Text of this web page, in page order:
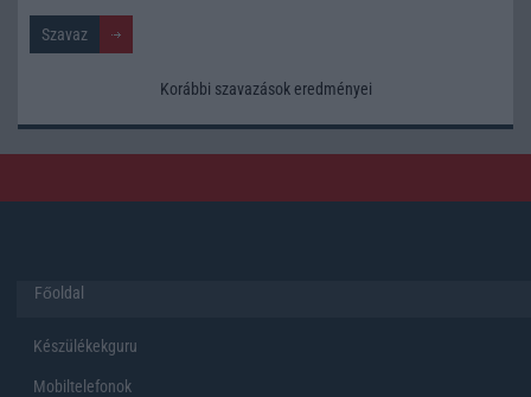
Korábbi szavazások eredményei
Főoldal
Készülékekguru
Mobiltelefonok